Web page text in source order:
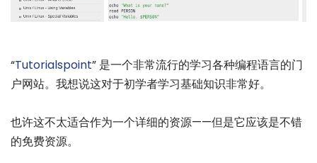
“Tutorialspoint” 是一个非常流行的学习各种编程语言的门
户网站。我想说这对于初学者学习基础知识非常好。
也许这不太适合作为一个详细的资源——但是它应该是不错
的免费资源。